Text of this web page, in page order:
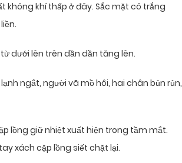
không khí thấp ở đây. Sắc mặt cô trắng
dưới lên trên dần dần tăng lên.
ngắt, người vã mồ hôi, hai chân bủn rủn,
lồng giữ nhiệt xuất hiện trong tầm mắt.
xách cặp lồng siết chặt lại.